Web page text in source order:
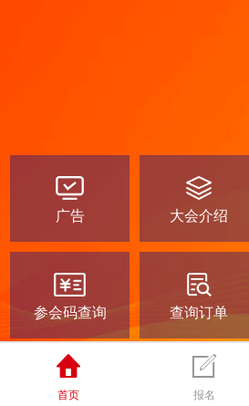
广告 大会介绍
参会码查询 查询订单
首页 报名